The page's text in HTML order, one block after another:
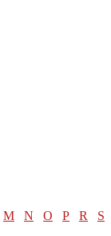
M N O P R S